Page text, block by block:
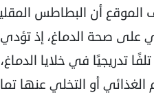
الموقع أن البطاطس
على صحة الدماغ، إذ
تدريجيًا في خلايا
الغذائي أو التخلي عنها